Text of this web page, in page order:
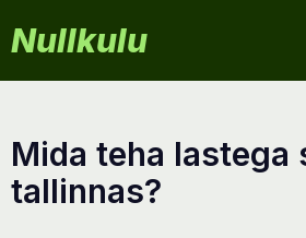
Nullkulu
mida teha lastega suvel
tallinnas?